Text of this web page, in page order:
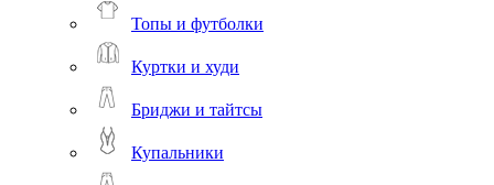
Топы и футболки
Куртки и худи
Бриджи и тайтсы
Купальники